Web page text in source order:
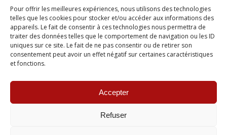
Pour offrir les meilleures expériences, nous utilisons des technologies
telles que les cookies pour stocker et/ou accéder aux informations des
appareils. Le fait de consentir à ces technologies nous permettra de
traiter des données telles que le comportement de navigation ou les ID
uniques sur ce site. Le fait de ne pas consentir ou de retirer son
consentement peut avoir un effet négatif sur certaines caractéristiques
et fonctions.
Accepter
Refuser
Gonflage à l’azote
Réparation des pneus
Stockage de pneus
Montage de pneus